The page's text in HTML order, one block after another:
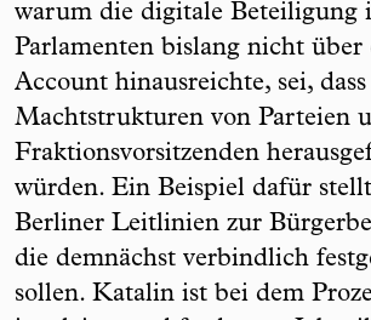
warum die digitale Beteiligung
Parlamenten bislang nicht
Account hinausreichte, sei,
Machtstrukturen von Parteien
Fraktionsvorsitzenden
würden. Ein Beispiel dafür
Berliner Leitlinien zur
die demnächst verbindlich
sollen. Katalin ist bei dem